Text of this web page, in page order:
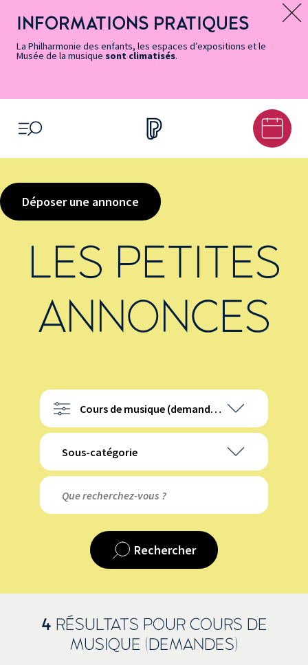
page
Accessibilité
accès
rapides
principal
contenu
principal
page
Message d’information
INFORMATIONS PRATIQUES
La Philharmonie des enfants, les espaces d’expositions et le
Musée de la musique sont climatisés.
OUVRIR LE MENU
Déposer une annonce
LES PETITES
ANNONCES
4 RÉSULTATS POUR COURS DE
MUSIQUE (DEMANDES)